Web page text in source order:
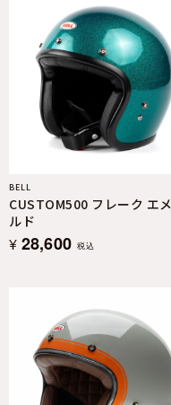
BELL
CUSTOM500 フレーク エ
ルド
¥ 28,600 税込